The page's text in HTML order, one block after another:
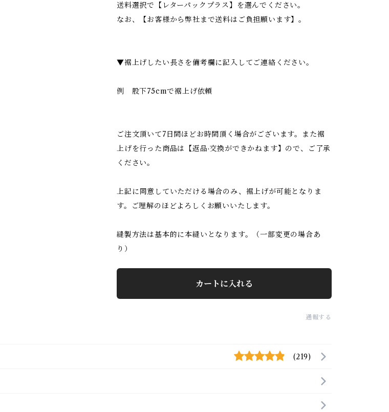
送料選択で【レターパックプラス】を選んでください。
なお、【お客様から弊社まで送料はご負担願います】。
▼裾上げしたい長さを備考欄に記入してご連絡ください。
例 股下75cmで裾上げ依頼
ご注文頂いて7日間ほどお時間頂く場合がございます。また裾
上げを行った商品は【返品·交換ができかねます】ので、ご了承
ください。
上記に同意していただける場合のみ、裾上げが可能となりま
す。ご理解のほどよろしくお願いいたします。
縫製方法は基本的に本縫いとなります。（一部変更の場合あ
り）
カートに入れる
通報する
(219)